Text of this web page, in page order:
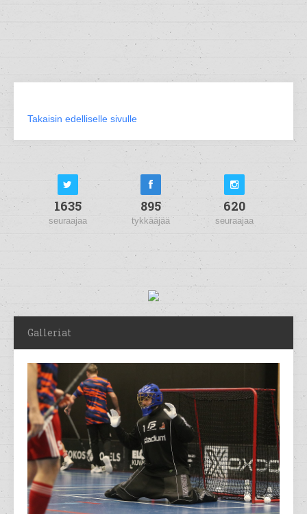
Takaisin edelliselle sivulle
1635
seuraajaa
895
tykkääjää
620
seuraajaa
Galleriat